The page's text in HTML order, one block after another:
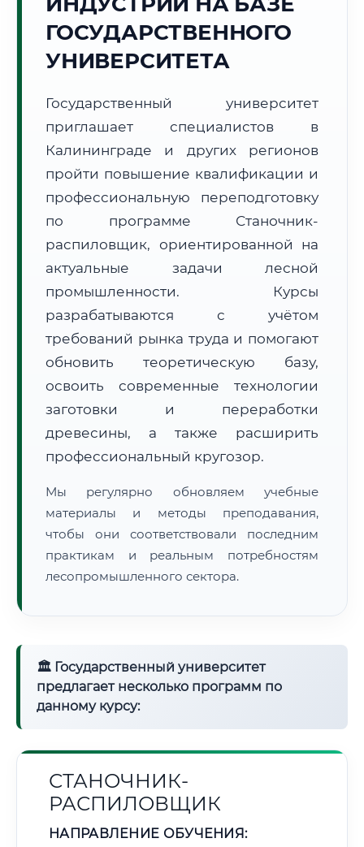
Погода в г. Калининград:
🌅 Восход:05:02 🌇 Закат:20:24
Световой день: 15 ч. 22 мин.
📍 Региональная справка г. Калининград
Субъект:
Калининградская область
Тел. код:
+7 (4012)
Почтовые индексы:
236000–236999
Часовой пояс:
МСК-1 (UTC+2)
Формат учебы:
Дистанционно
Расчет логистики оригиналов:
• Экспресс-доставка СДЭК / Почтой:
6–8 рабочих дней
📜 Документы и аккредитация
ГОСУДАРСТВЕННОГО
УНИВЕРСИТЕТА
Государственный университет
приглашает специалистов в
Калининграде и других регионов
пройти повышение квалификации и
профессиональную переподготовку
по программе Станочник-
распиловщик, ориентированной на
актуальные задачи лесной
промышленности. Курсы
разрабатываются с учётом
требований рынка труда и помогают
обновить теоретическую базу,
освоить современные технологии
заготовки и переработки
древесины, а также расширить
профессиональный кругозор.
Мы регулярно обновляем учебные
материалы и методы преподавания,
чтобы они соответствовали последним
практикам и реальным потребностям
лесопромышленного сектора.
🏛 Государственный университет
предлагает несколько программ по
данному курсу:
СТАНОЧНИК-
РАСПИЛОВЩИК
НАПРАВЛЕНИЕ ОБУЧЕНИЯ: